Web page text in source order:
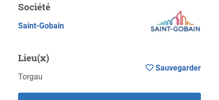
Société
Saint-Gobain
Lieu(x)
Torgau
Sauvegarder